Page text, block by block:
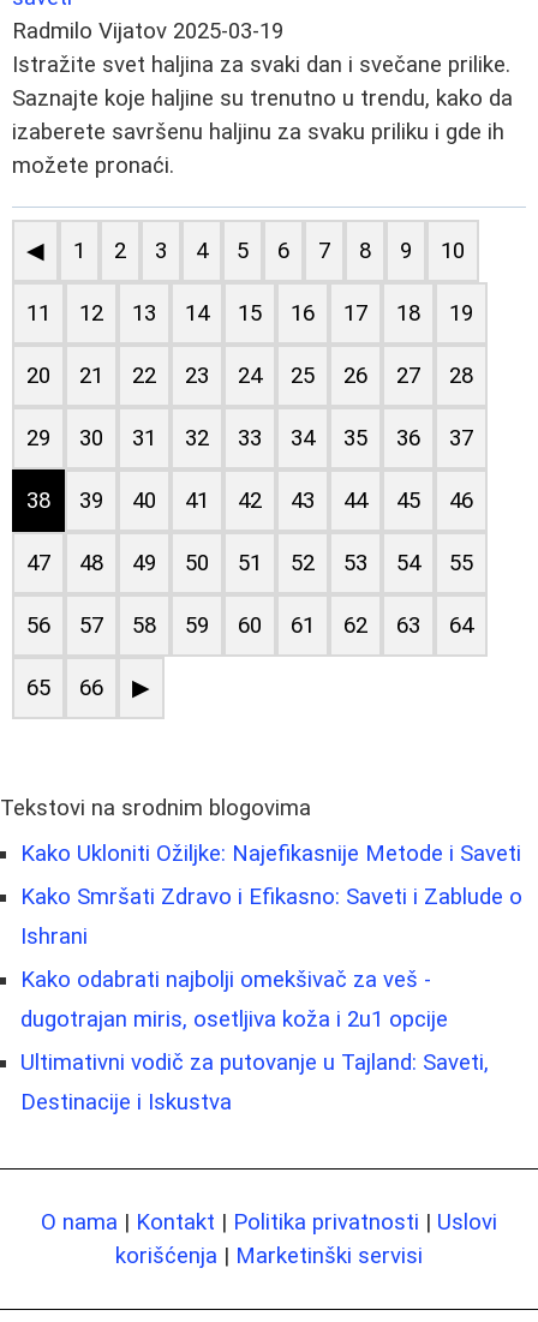
Radmilo Vijatov 2025-03-19
Istražite svet haljina za svaki dan i svečane prilike.
Saznajte koje haljine su trenutno u trendu, kako da
izaberete savršenu haljinu za svaku priliku i gde ih
možete pronaći.
◀ 1 2 3 4 5 6 7 8 9 10
11 12 13 14 15 16 17 18 19
20 21 22 23 24 25 26 27 28
29 30 31 32 33 34 35 36 37
38 39 40 41 42 43 44 45 46
47 48 49 50 51 52 53 54 55
56 57 58 59 60 61 62 63 64
65 66 ▶
Tekstovi na srodnim blogovima
Kako Ukloniti Ožiljke: Najefikasnije Metode i Saveti
Kako Smršati Zdravo i Efikasno: Saveti i Zablude o
Ishrani
Kako odabrati najbolji omekšivač za veš -
dugotrajan miris, osetljiva koža i 2u1 opcije
Ultimativni vodič za putovanje u Tajland: Saveti,
Destinacije i Iskustva
O nama | Kontakt | Politika privatnosti | Uslovi
korišćenja | Marketinški servisi